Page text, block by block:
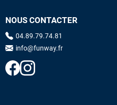
NOUS CONTACTER
04.89.79.74.81
info@funway.fr
roa.